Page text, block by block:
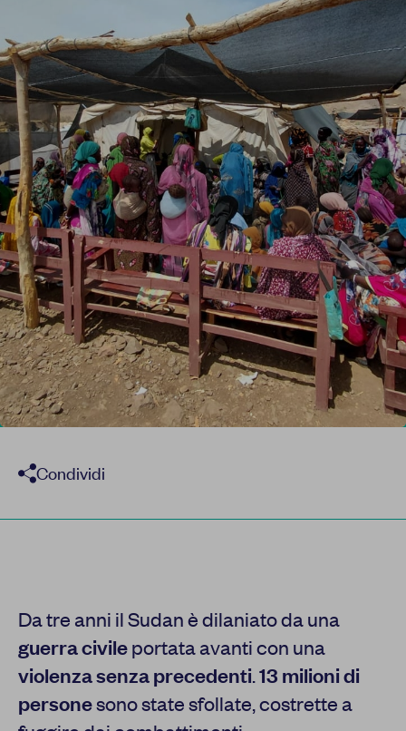
Newsletter
FacebookInstagramTwitterYouTubeLinkedIn
Condividi
Da tre anni il Sudan è dilaniato da una
guerra civileportata avanti con una
violenza senza precedenti.13 milioni di
personesono state sfollate, costrette a